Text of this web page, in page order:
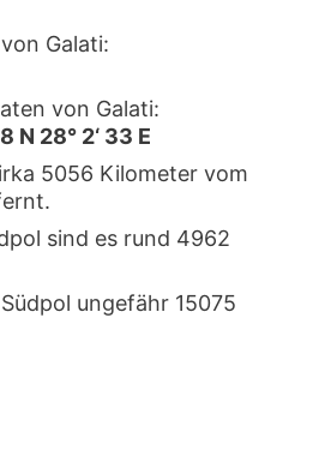
Galati:
von Galati:
N 28° 2‘ 33 E
5056 Kilometer vom
sind es rund 4962
ungefähr 15075